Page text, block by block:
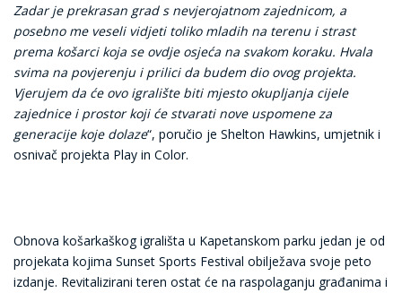
Zadar je prekrasan grad s nevjerojatnom zajednicom, a
posebno me veseli vidjeti toliko mladih na terenu i strast
prema košarci koja se ovdje osjeća na svakom koraku. Hvala
svima na povjerenju i prilici da budem dio ovog projekta.
Vjerujem da će ovo igralište biti mjesto okupljanja cijele
zajednice i prostor koji će stvarati nove uspomene za
generacije koje dolaze“, poručio je Shelton Hawkins, umjetnik i
osnivač projekta Play in Color.
Obnova košarkaškog igrališta u Kapetanskom parku jedan je od
projekata kojima Sunset Sports Festival obilježava svoje peto
izdanje. Revitalizirani teren ostat će na raspolaganju građanima i